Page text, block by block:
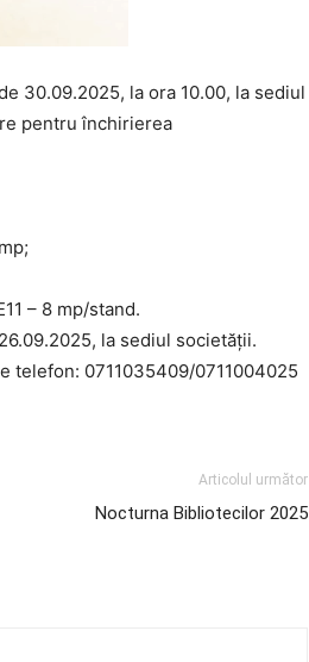
30.09.2025, la ora 10.00, la sediul
pentru închirierea
– 8 mp/stand.
la sediul societății.
telefon: 0711035409/0711004025
Articolul următor
Nocturna Bibliotecilor 2025